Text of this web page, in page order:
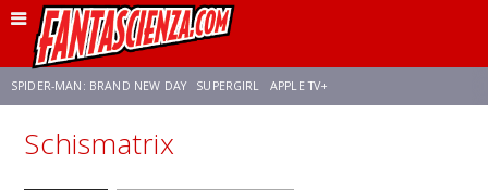
SPIDER-MAN: BRAND NEW DAY SUPERGIRL APPLE TV+
FRANCO RICCIARDIELLO ZENDAYA
Schismatrix